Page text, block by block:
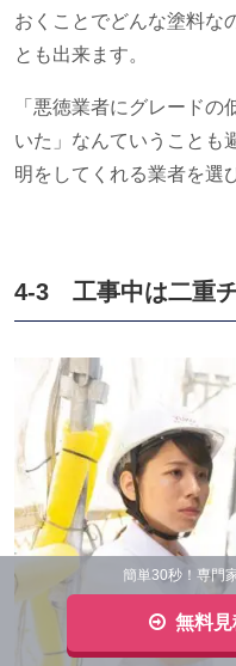
おくことでどんな塗料な
とも出来ます。
「悪徳業者にグレード
いた」なんていうことも
明をしてくれる業者を選
4-3 工事中は二重
簡単30秒！専門
無料